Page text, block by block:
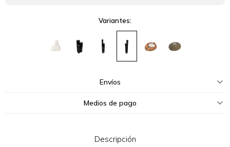
Variantes:
Envíos
Medios de pago
Descripción